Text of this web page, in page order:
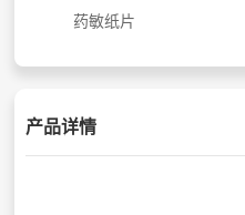
药敏纸片
产品详情